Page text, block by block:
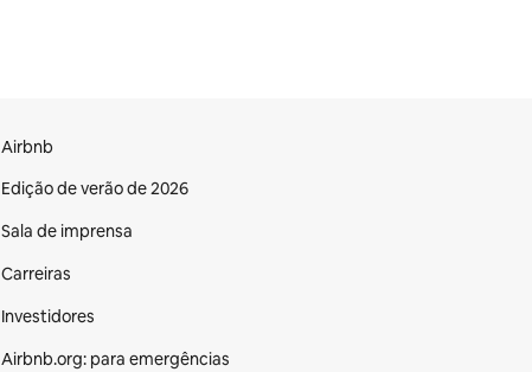
Airbnb
Edição de verão de 2026
Sala de imprensa
Carreiras
Investidores
Airbnb.org: para emergências